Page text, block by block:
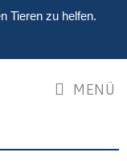
Tieren zu helfen.
MENÜ